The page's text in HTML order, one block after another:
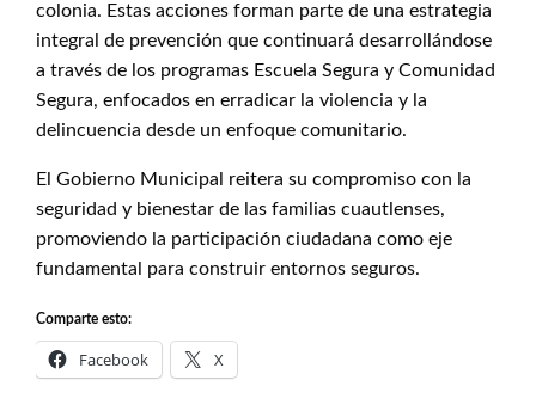
colonia. Estas acciones forman parte de una estrategia
integral de prevención que continuará desarrollándose
a través de los programas Escuela Segura y Comunidad
Segura, enfocados en erradicar la violencia y la
delincuencia desde un enfoque comunitario.
El Gobierno Municipal reitera su compromiso con la
seguridad y bienestar de las familias cuautlenses,
promoviendo la participación ciudadana como eje
fundamental para construir entornos seguros.
Comparte esto:
Facebook X